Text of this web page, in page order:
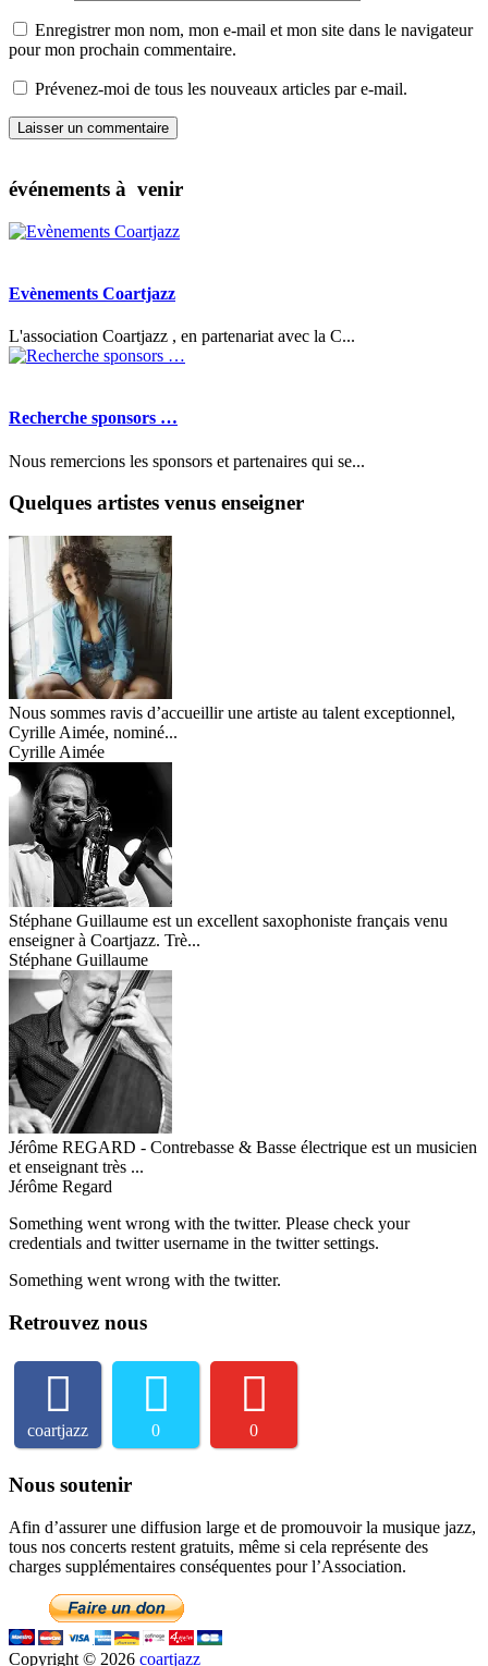
Enregistrer mon nom, mon e-mail et mon site dans le navigateur
pour mon prochain commentaire.
Prévenez-moi de tous les nouveaux articles par e-mail.
événements à venir
Evènements Coartjazz
L'association Coartjazz , en partenariat avec la C...
Recherche sponsors …
Nous remercions les sponsors et partenaires qui se...
Quelques artistes venus enseigner
Nous sommes ravis d’accueillir une artiste au talent exceptionnel,
Cyrille Aimée, nominé...
Cyrille Aimée
Stéphane Guillaume est un excellent saxophoniste français venu
enseigner à Coartjazz. Trè...
Stéphane Guillaume
Jérôme REGARD - Contrebasse & Basse électrique est un musicien
et enseignant très ...
Jérôme Regard
Something went wrong with the twitter. Please check your
credentials and twitter username in the twitter settings.
Something went wrong with the twitter.
Retrouvez nous
coartjazz 0 0
Nous soutenir
Afin d’assurer une diffusion large et de promouvoir la musique jazz,
tous nos concerts restent gratuits, même si cela représente des
charges supplémentaires conséquentes pour l’Association.
Copyright © 2026 coartjazz